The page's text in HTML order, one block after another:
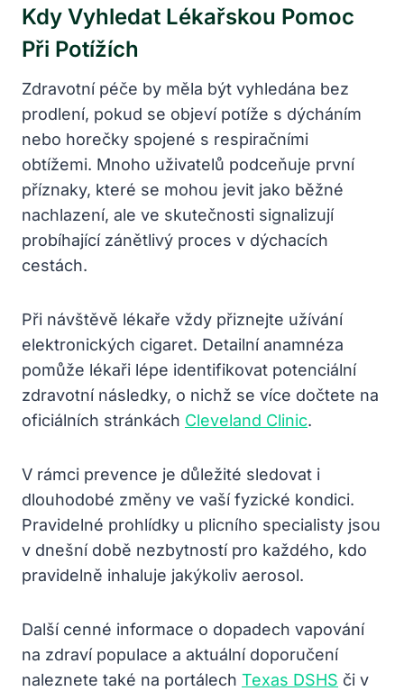
Kdy Vyhledat Lékařskou Pomoc
Při Potížích
Zdravotní péče by měla být vyhledána bez
prodlení, pokud se objeví potíže s dýcháním
nebo horečky spojené s respiračními
obtížemi. Mnoho uživatelů podceňuje první
příznaky, které se mohou jevit jako běžné
nachlazení, ale ve skutečnosti signalizují
probíhající zánětlivý proces v dýchacích
cestách.
Při návštěvě lékaře vždy přiznejte užívání
elektronických cigaret. Detailní anamnéza
pomůže lékaři lépe identifikovat potenciální
zdravotní následky, o nichž se více dočtete na
oficiálních stránkách Cleveland Clinic.
V rámci prevence je důležité sledovat i
dlouhodobé změny ve vaší fyzické kondici.
Pravidelné prohlídky u plicního specialisty jsou
v dnešní době nezbytností pro každého, kdo
pravidelně inhaluje jakýkoliv aerosol.
Další cenné informace o dopadech vapování
na zdraví populace a aktuální doporučení
naleznete také na portálech Texas DSHS či v